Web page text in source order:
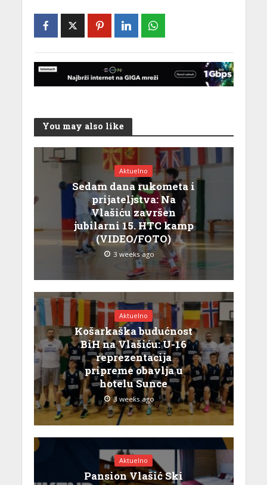
You may also like
Aktuelno
Sedam dana rukometa i
prijateljstva: Na
Vlašiću završen
jubilarni 15. HTC kamp
(VIDEO/FOTO)
3 weeks ago
Aktuelno
Košarkaška budućnost
BiH na Vlašiću: U-16
reprezentacija
pripreme obavlja u
hotelu Sunce
3 weeks ago
Aktuelno
Pansion Vlašić Ski